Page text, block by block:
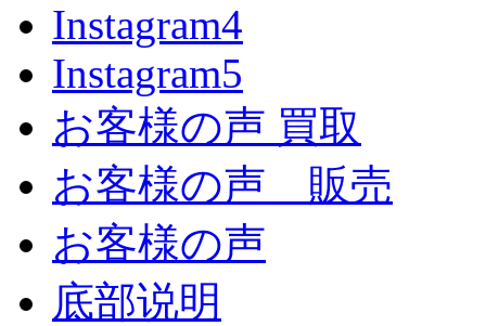
Instagram4
Instagram5
お客様の声 買取
お客様の声 販売
お客様の声
底部说明